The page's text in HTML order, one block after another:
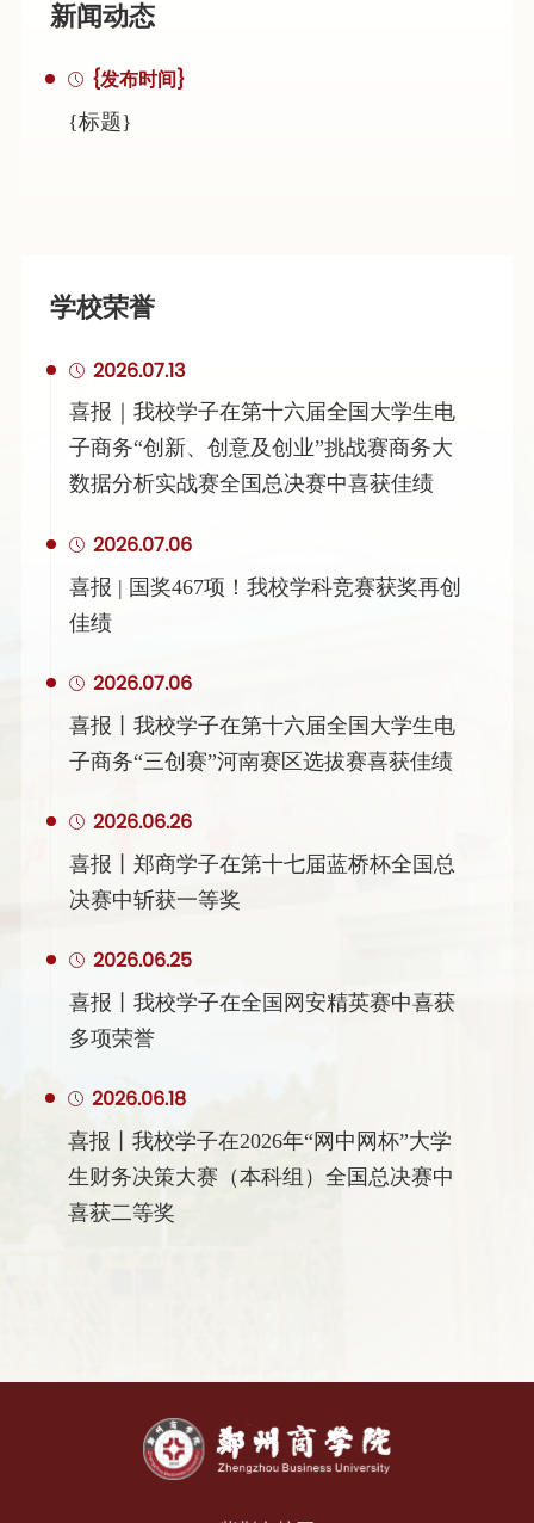
新闻动态
{发布时间}
{标题}
学校荣誉
2026.07.13
喜报｜我校学子在第十六届全国大学生电
子商务“创新、创意及创业”挑战赛商务大
数据分析实战赛全国总决赛中喜获佳绩
2026.07.06
喜报 | 国奖467项！我校学科竞赛获奖再创
佳绩
2026.07.06
喜报丨我校学子在第十六届全国大学生电
子商务“三创赛”河南赛区选拔赛喜获佳绩
2026.06.26
喜报丨郑商学子在第十七届蓝桥杯全国总
决赛中斩获一等奖
2026.06.25
喜报丨我校学子在全国网安精英赛中喜获
多项荣誉
2026.06.18
喜报丨我校学子在2026年“网中网杯”大学
生财务决策大赛（本科组）全国总决赛中
喜获二等奖